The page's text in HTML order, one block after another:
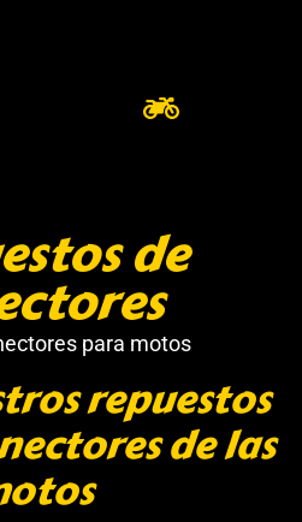
de
para motos
repuestos
de las